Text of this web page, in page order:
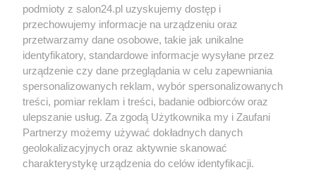
Społeczeństwo
Kultura
X Facebook Instagram Youtube
podmioty z salon24.pl uzyskujemy dostęp i
przechowujemy informacje na urządzeniu oraz
przetwarzamy dane osobowe, takie jak unikalne
identyfikatory, standardowe informacje wysyłane przez
urządzenie czy dane przeglądania w celu zapewniania
spersonalizowanych reklam, wybór spersonalizowanych
treści, pomiar reklam i treści, badanie odbiorców oraz
ulepszanie usług. Za zgodą Użytkownika my i Zaufani
Partnerzy możemy używać dokładnych danych
geolokalizacyjnych oraz aktywnie skanować
charakterystykę urządzenia do celów identyfikacji.